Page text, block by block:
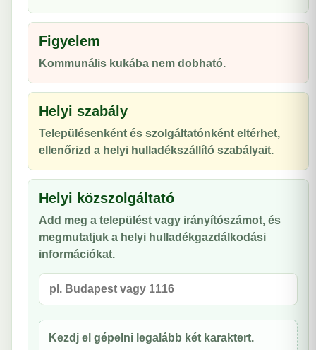
Figyelem
Kommunális kukába nem dobható.
Helyi szabály
Településenként és szolgáltatónként eltérhet,
ellenőrizd a helyi hulladékszállító szabályait.
Helyi közszolgáltató
Add meg a települést vagy irányítószámot, és
megmutatjuk a helyi hulladékgazdálkodási
információkat.
Kezdj el gépelni legalább két karaktert.